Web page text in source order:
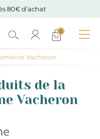
80€ d’achat
0
Vacheron
de la
Vacheron